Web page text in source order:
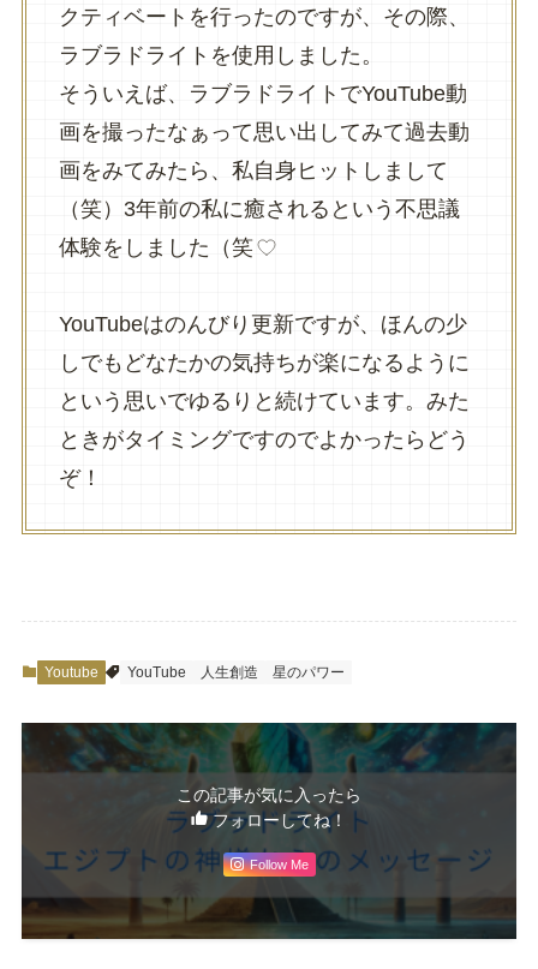
クティベートを行ったのですが、その際、
ラブラドライトを使用しました。
そういえば、ラブラドライトでYouTube動
画を撮ったなぁって思い出してみて過去動
画をみてみたら、私自身ヒットしまして
（笑）3年前の私に癒されるという不思議
体験をしました（笑
YouTubeはのんびり更新ですが、ほんの少
しでもどなたかの気持ちが楽になるように
という思いでゆるりと続けています。みた
ときがタイミングですのでよかったらどう
ぞ！
Youtube YouTube 人生創造 星のパワー
この記事が気に入ったら
フォローしてね！
Follow Me